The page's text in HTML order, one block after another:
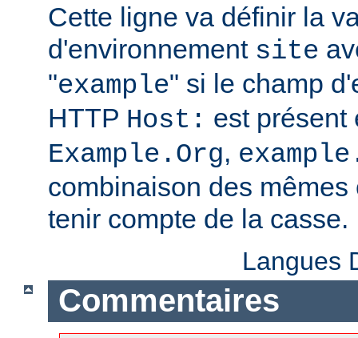
Cette ligne va définir la
d'environnement site
"example" si le champ
HTTP Host: est présent
Example.Org,
combinaison des
tenir compte de la casse.
Langues
Commentaires